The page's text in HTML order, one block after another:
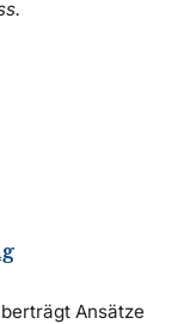
Ansätze